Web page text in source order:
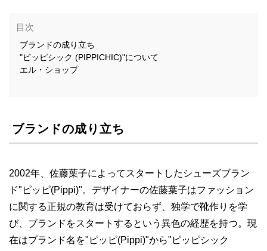
目次
ブランドの成り立ち
"ピッピシック (PIPPICHIC)"について
エル・ショップ
ブランドの成り立ち
2002年、佐藤葉子によってスタートしたシューズブラン
ド"ピッピ(Pippi)"。デザイナーの佐藤葉子はファッション
に関する正規の教育は受けておらず、独学で靴作りを学
び、ブランドをスタートするという異色の経歴を持つ。現
在はブランド名を"ピッピ(Pippi)"から"ピッピシック